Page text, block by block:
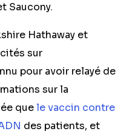
Saucony.
Hathaway et
sur
pour avoir relayé de
sur la
quele vaccin contre
des patients, et